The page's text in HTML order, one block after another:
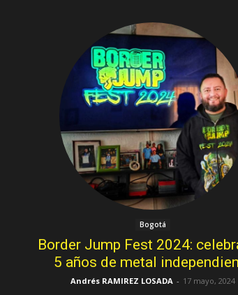
Bogotá
Border Jump Fest 2024:
5 años de metal
Andrés RAMIREZ LOSADA - 17 mayo, 2024